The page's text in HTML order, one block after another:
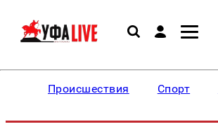
Происшествия Спорт